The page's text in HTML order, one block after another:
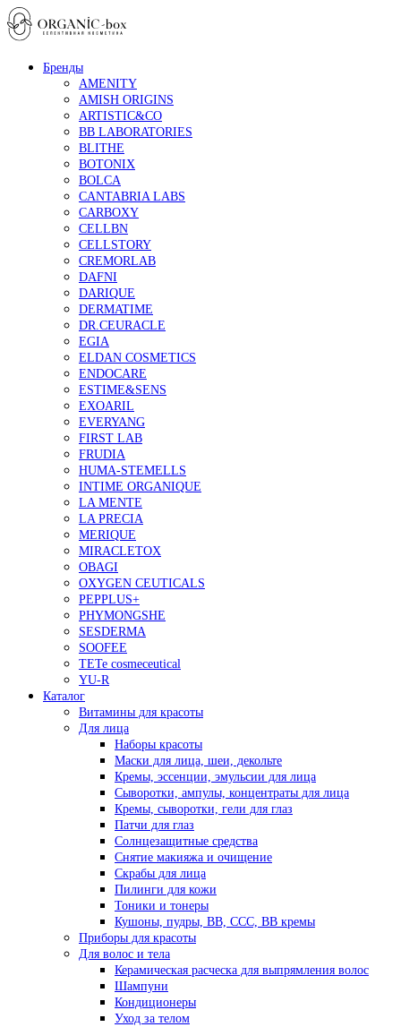
Бренды
AMENITY
AMISH ORIGINS
ARTISTIC&CO
BB LABORATORIES
BLITHE
BOTONIX
BOLCA
CANTABRIA LABS
CARBOXY
CELLBN
CELLSTORY
CREMORLAB
DAFNI
DARIQUE
DERMATIME
DR.CEURACLE
EGIA
ELDAN COSMETICS
ENDOCARE
ESTIME&SENS
EXOARIL
EVERYANG
FIRST LAB
FRUDIA
HUMA-STEMELLS
INTIME ORGANIQUE
LA MENTE
LA PRECIA
MERIQUE
MIRACLETOX
OBAGI
OXYGEN CEUTICALS
PEPPLUS+
PHYMONGSHE
SESDERMA
SOOFEE
TETe cosmeceutical
YU-R
Каталог
Витамины для красоты
Для лица
Наборы красоты
Маски для лица, шеи, декольте
Кремы, эссенции, эмульсии для лица
Сыворотки, ампулы, концентраты для лица
Кремы, сыворотки, гели для глаз
Патчи для глаз
Солнцезащитные средства
Снятие макияжа и очищение
Скрабы для лица
Пилинги для кожи
Тоники и тонеры
Кушоны, пудры, ВВ, ССС, ВВ кремы
Приборы для красоты
Для волос и тела
Керамическая расческа для выпрямления волос
Шампуни
Кондиционеры
Уход за телом